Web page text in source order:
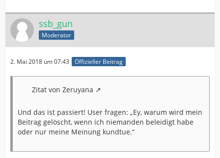
ssb_gun
Moderator
2. Mai 2018 um 07:43 Offizieller Beitrag
Zitat von Zeruyana
Und das ist passiert! User fragen: „Ey, warum wird mein
Beitrag gelöscht, wenn ich niemanden beleidigt habe
oder nur meine Meinung kundtue.“